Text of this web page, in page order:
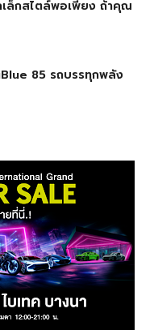
เล็กสไตล์พอเพียง ถ้าคุณ
85 รถบรรทุกพลัง